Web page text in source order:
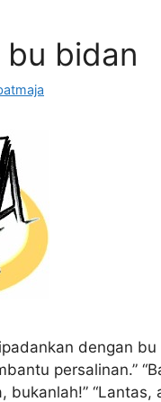
bidan
dengan
persalinan.”
bukanlah!”